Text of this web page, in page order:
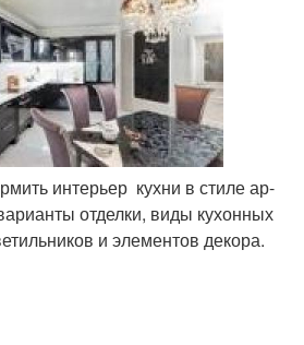
интерьер кухни в стиле ар-
отделки, виды кухонных
и элементов декора.